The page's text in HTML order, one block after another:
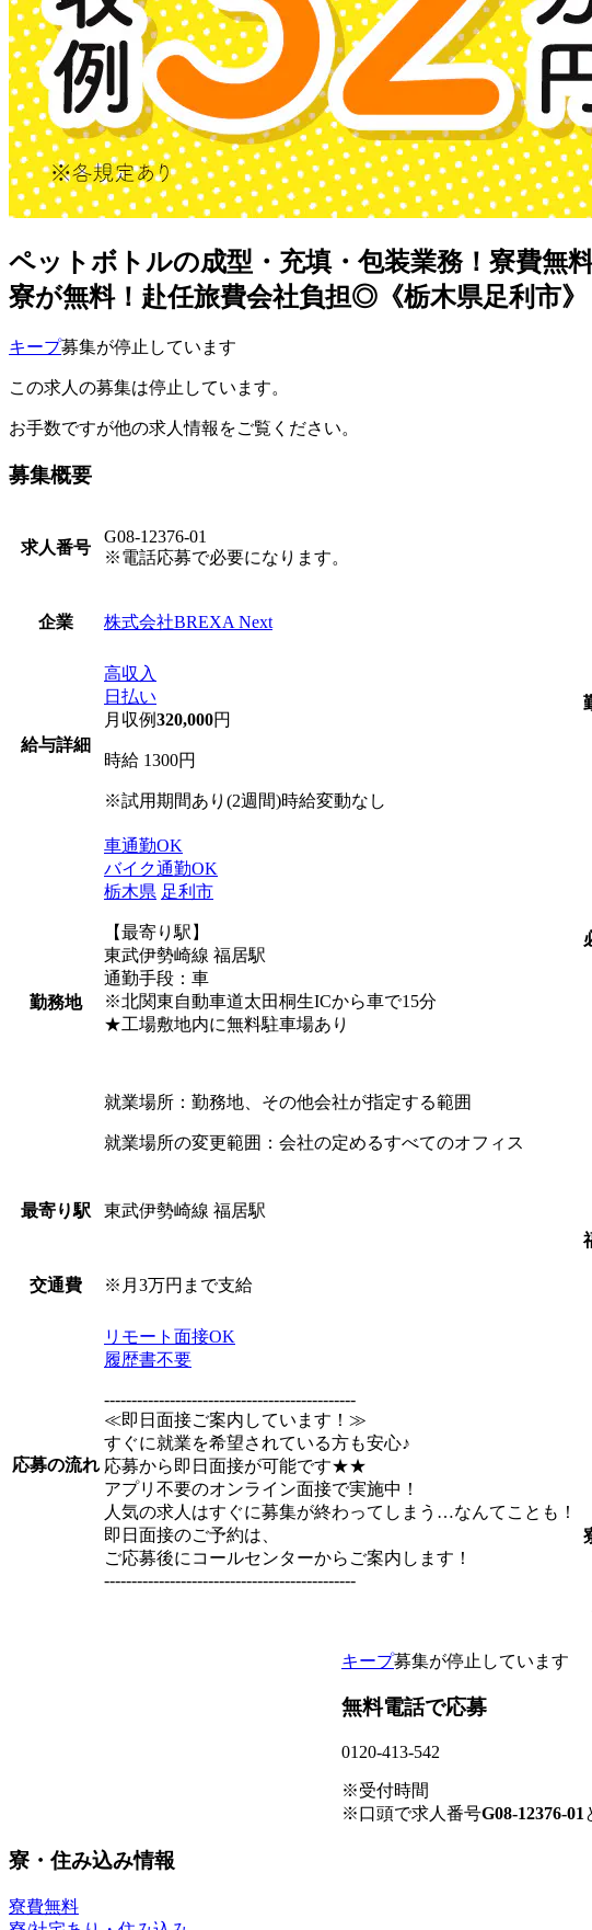
ペットボトルの成型・充填・包装業務！寮費無
寮が無料！赴任旅費会社負担◎《栃木県足利市》
キープ募集が停止しています
この求人の募集は停止しています。
お手数ですが他の求人情報をご覧ください。
募集概要
求人番号
G08-12376-01
※電話応募で必要になります。
企業 株式会社BREXA Next
給与詳細
高収入
日払い
月収例320,000円
時給 1300円
※試用期間あり(2週間)時給変動なし
勤務地
車通勤OK
バイク通勤OK
栃木県 足利市
【最寄り駅】
東武伊勢崎線 福居駅
通勤手段：車
※北関東自動車道太田桐生ICから車で15分
★工場敷地内に無料駐車場あり
就業場所：勤務地、その他会社が指定する範囲
就業場所の変更範囲：会社の定めるすべてのオフィス
最寄り駅 東武伊勢崎線 福居駅
交通費 ※月3万円まで支給
応募の流れ
リモート面接OK
履歴書不要
----------------------------------------------
≪即日面接ご案内しています！≫
すぐに就業を希望されている方も安心♪
応募から即日面接が可能です★★
アプリ不要のオンライン面接で実施中！
人気の求人はすぐに募集が終わってしまう…なんてことも！
即日面接のご予約は、
ご応募後にコールセンターからご案内します！
----------------------------------------------
キープ募集が停止しています
無料電話で応募
0120-413-542
※受付時間
※口頭で求人番号G08-12376-01
寮・住み込み情報
寮費無料